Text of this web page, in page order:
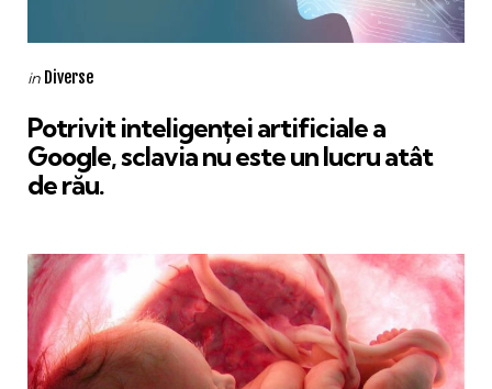
Categories
Posted
in Diverse
Potrivit inteligenței artificiale a
Google, sclavia nu este un lucru atât
de rău.